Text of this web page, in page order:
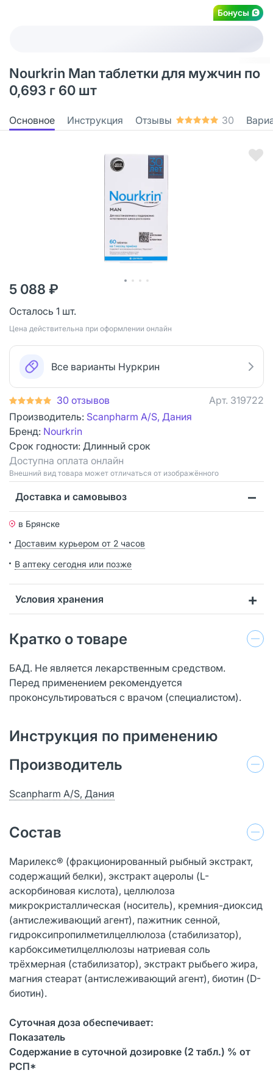
Бонусы
Nourkrin Man таблетки для мужчин по
0,693 г 60 шт
Основное Инструкция Отзывы 30
5 088 ₽
Осталось 1 шт.
Цена действительна при оформлении онлайн
Все варианты Нуркрин
30 отзывов Арт. 319722
Производитель: Scanpharm A/S, Дания
Бренд: Nourkrin
Срок годности: Длинный срок
Доступна оплата онлайн
Bнешний вид товара может отличаться от изображённого
Доставка и самовывоз
в Брянске
Доставим курьером от 2 часов
В аптеку сегодня или позже
Условия хранения
Кратко о товаре
БАД. Не является лекарственным средством.
Перед применением рекомендуется
проконсультироваться с врачом (специалистом).
Инструкция по применению
Производитель
Scanpharm A/S, Дания
Состав
Марилекс® (фракционированный рыбный экстракт,
содержащий белки), экстракт ацеролы (L-
аскорбиновая кислота), целлюлоза
микрокристаллическая (носитель), кремния-диоксид
(антислеживающий агент), пажитник сенной,
гидроксипропилметилцеллюлоза (стабилизатор),
карбоксиметилцеллюлозы натриевая соль
трёхмерная (стабилизатор), экстракт рыбьего жира,
магния стеарат (антислеживающий агент), биотин (D-
биотин).
Суточная доза обеспечивает:
Показатель
Содержание в суточной дозировке (2 табл.) % от
РСП*